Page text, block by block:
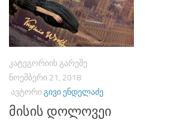
ᲙᲐᲢᲔᲒᲝᲠᲘᲘᲡ ᲒᲐᲠᲔᲨᲔ
ᲜᲝᲔᲛᲑᲔᲠᲘ 21, 2018
ᲐᲕᲢᲝᲠᲘᲒᲘᲕᲘ ᲔᲜᲓᲔᲚᲐᲫᲔ
მისის დოლოვეი